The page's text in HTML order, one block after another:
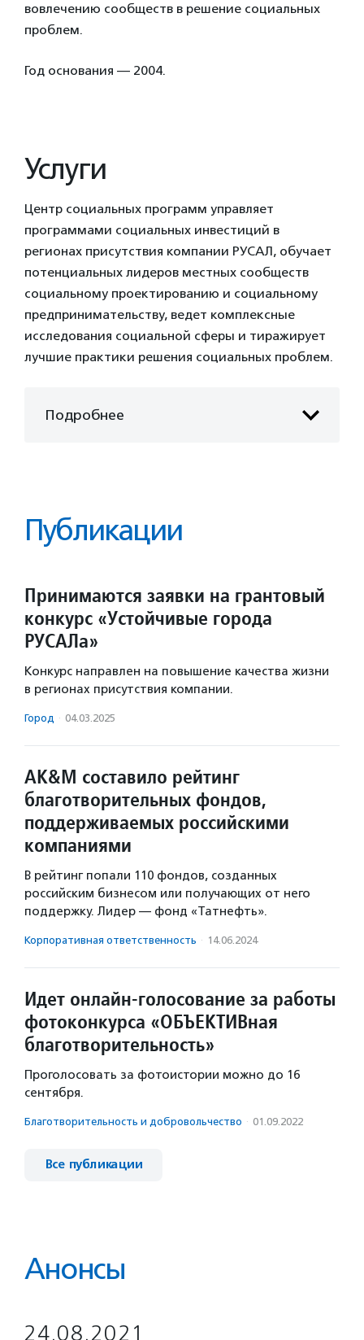
вовлечению сообществ в решение социальных
проблем.
Год основания — 2004.
Услуги
Центр социальных программ управляет
программами социальных инвестиций в
регионах присутствия компании РУСАЛ, обучает
потенциальных лидеров местных сообществ
социальному проектированию и социальному
предпринимательству, ведет комплексные
исследования социальной сферы и тиражирует
лучшие практики решения социальных проблем.
Подробнее
Публикации
Принимаются заявки на грантовый
конкурс «Устойчивые города
РУСАЛа»
Конкурс направлен на повышение качества жизни
в регионах присутствия компании.
Город · 04.03.2025
AK&M составило рейтинг
благотворительных фондов,
поддерживаемых российскими
компаниями
В рейтинг попали 110 фондов, созданных
российским бизнесом или получающих от него
поддержку. Лидер — фонд «Татнефть».
Корпоративная ответственность · 14.06.2024
Идет онлайн-голосование за работы
фотоконкурса «ОБЪЕКТИВная
благотворительность»
Проголосовать за фотоистории можно до 16
сентября.
Благотвори­тель­ность и доброволь­чест­во · 01.09.2022
Все публикации
Анонсы
24.08.2021